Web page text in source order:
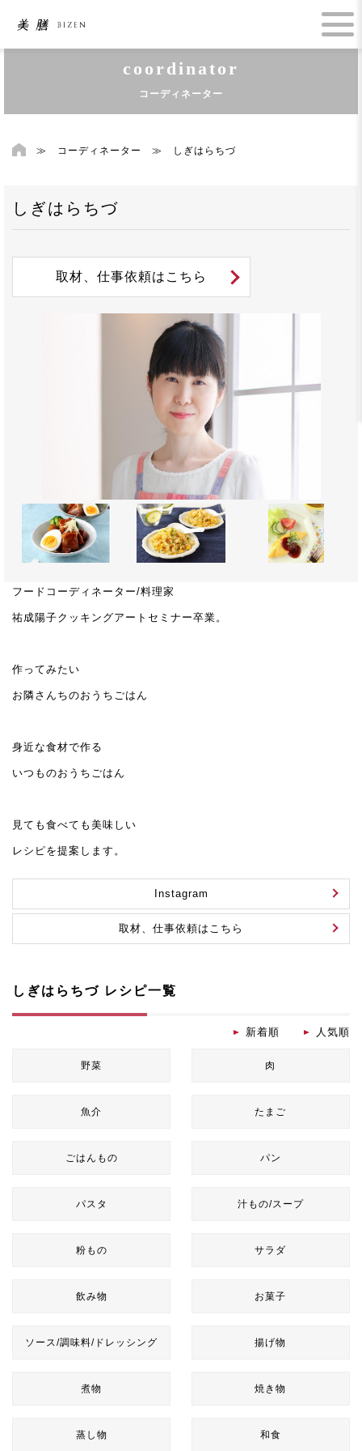
coordinator
コーディネーター
≫ コーディネーター ≫ しぎはらちづ
しぎはらちづ
取材、仕事依頼はこちら
フードコーディネーター/料理家
祐成陽子クッキングアートセミナー卒業。
作ってみたい
お隣さんちのおうちごはん
身近な食材で作る
いつものおうちごはん
見ても食べても美味しい
レシピを提案します。
Instagram
取材、仕事依頼はこちら
しぎはらちづ レシピ一覧
新着順 人気順
野菜 肉
魚介 たまご
ごはんもの パン
パスタ 汁もの/スープ
粉もの サラダ
飲み物 お菓子
ソース/調味料/ドレッシング 揚げ物
煮物 焼き物
蒸し物 和食